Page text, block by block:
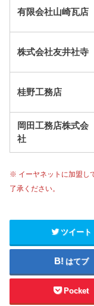
有限会社山崎瓦店
株式会社友井社寺
桂野工務店
岡田工務店株式会
社
※ イーヤネットに加盟し
了承ください。
ツイート
はてブ
Pocket